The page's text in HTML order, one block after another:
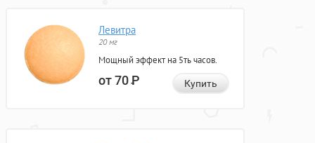
Левитра
20 мг
Мощный эффект на 5ть часов.
от 70Р Купить